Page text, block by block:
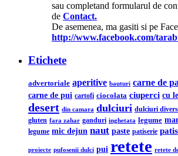
sau completand formularul de
de Contact.
De asemenea, ma gasiti si pe
http://www.facebook.com/
Etichete
advertoriale aperitive bauturi carne de
carne de pui cartofi ciocolata ciuperci cu
desert din camara dulciuri dulciuri
gluten fara zahar ganduri inghetata legume
legume mic dejun naut paste patiserie
proiecte pufosenii dulci pui retete retete